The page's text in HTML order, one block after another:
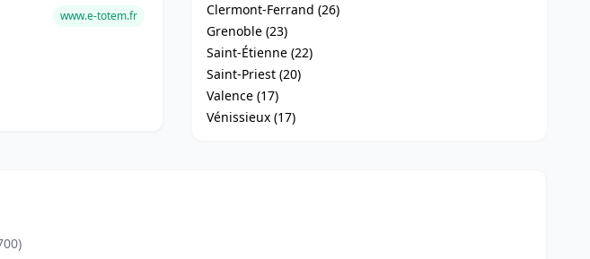
www.e-totem.fr
Clermont-Ferrand (26)
Grenoble (23)
Saint-Étienne (22)
Saint-Priest (20)
Valence (17)
Vénissieux (17)